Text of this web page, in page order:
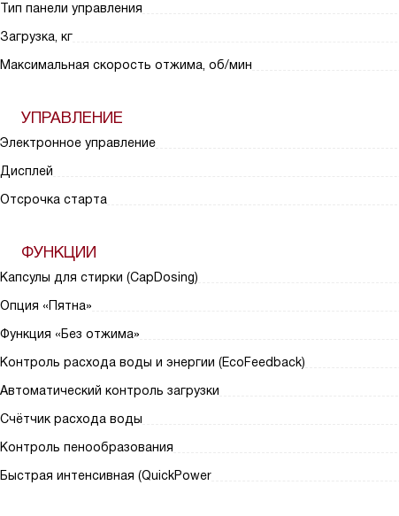
Тип панели управления
Загрузка, кг
Максимальная скорость отжима, об/мин
УПРАВЛЕНИЕ
Электронное управление
Дисплей
Отсрочка старта
ФУНКЦИИ
Капсулы для стирки (CapDosing)
Опция «Пятна»
Функция «Без отжима»
Контроль расхода воды и энергии (EcoFeedback)
Автоматический контроль загрузки
Счётчик расхода воды
Контроль пенообразования
Быстрая интенсивная (QuickPower